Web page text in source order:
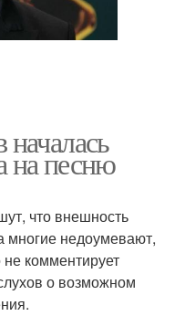
на песню
что внешность
многие недоумевают,
комментирует
о возможном